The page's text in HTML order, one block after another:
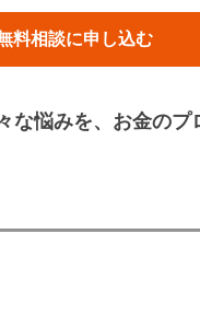
料相談に申し込む
な悩みを、お金のプ